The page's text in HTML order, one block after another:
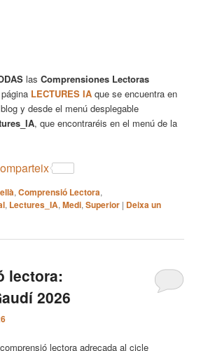
lasComprensiones Lectoras
LECTURES IA que se encuentra en
y desde el menú desplegable
, que encontraréis en el menú de la
,Comprensió Lectora,
, Lectures_IA,Medi,Superior | Deixa un
lectora:
2026
lectora adreçada al cicle